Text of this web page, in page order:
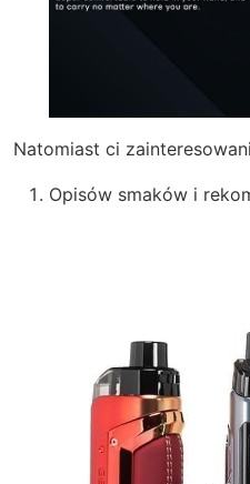
Natomiast ci zainteresowani
Opisów smaków i